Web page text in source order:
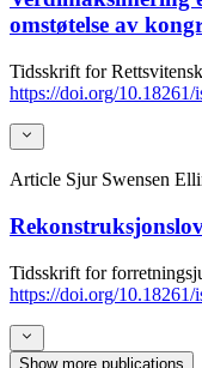
omstøtelse av
Tidsskrift for
https://doi.org/
Article Sjur Swensen
Tidsskrift for
https://doi.org/
Show more publications